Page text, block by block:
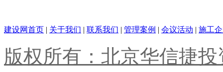
建设网首页 | 关于我们 | 联系我们 | 管理案例 | 会议活动 | 施工
版权所有：北京华信捷